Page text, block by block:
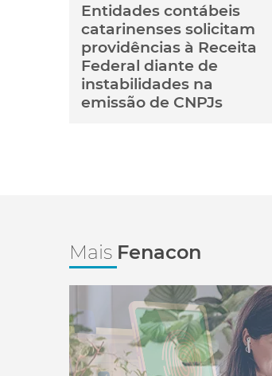
Entidades contábeis
catarinenses solicitam
providências à Receita
Federal diante de
instabilidades na
emissão de CNPJs
Mais Fenacon